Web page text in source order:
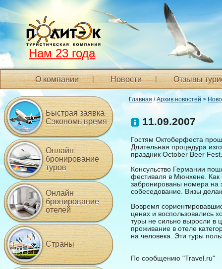
Нам 23 года
О компании Новости Отзывы
Главная /Архив новостей >
11.09.2007
Гостям Октоберфеста
Длительная процедура
праздник October Beer
Консульство Германии
фестиваля в Мюнхене. Как
забронированы номера на
собеседование. Визы
Вовремя
ценах и воспользовались
туры не сильно выросли в
проживание в отеле
на человека. Эти туры
По сообщению "Travel.ru"
Быстрая заявка
Сэкономь время
Онлайн
бронирование
туров
Онлайн
бронирование
отелей
Страны